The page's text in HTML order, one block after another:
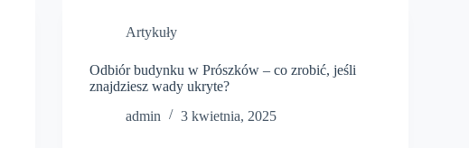
Artykuły
Odbiór budynku w Prószków – co zrobić, jeśli
znajdziesz wady ukryte?
admin
3 kwietnia, 2025